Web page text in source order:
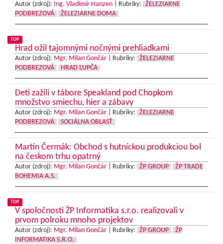
Autor (zdroj): Ing. Vladimír Hanzen Rubriky:
ŽELEZIARNE
PODBREZOVÁ
ŽELEZIARNE DOMA
TOP
Hrad ožil tajomnými nočnými prehliadkami
Autor (zdroj): Mgr. Milan Gončár Rubriky:
ŽELEZIARNE
PODBREZOVÁ
HRAD ĽUPČA
Deti zažili v tábore Speakland pod Chopkom
množstvo smiechu, hier a zábavy
Autor (zdroj): Mgr. Milan Gončár Rubriky:
ŽELEZIARNE
PODBREZOVÁ
SOCIÁLNA OBLASŤ
Martin Čermák: Obchod s hutníckou produkciou bol
na českom trhu opatrný
Autor (zdroj): Mgr. Milan Gončár Rubriky: ŽP GROUP
ŽP TRADE
BOHEMIA A.S.
TOP
V spoločnosti ŽP Informatika s.r.o. realizovali v
prvom polroku mnoho projektov
Autor (zdroj): Mgr. Milan Gončár Rubriky: ŽP GROUP
ŽP
INFORMATIKA S.R.O.